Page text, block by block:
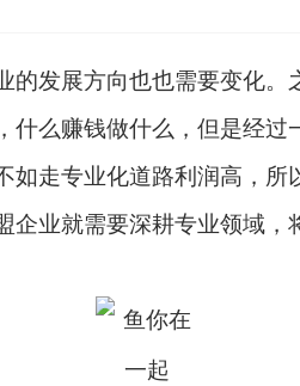
的发展方向也也需要变化。
什么赚钱做什么，但是经过
如走专业化道路利润高，所
企业就需要深耕专业领域，